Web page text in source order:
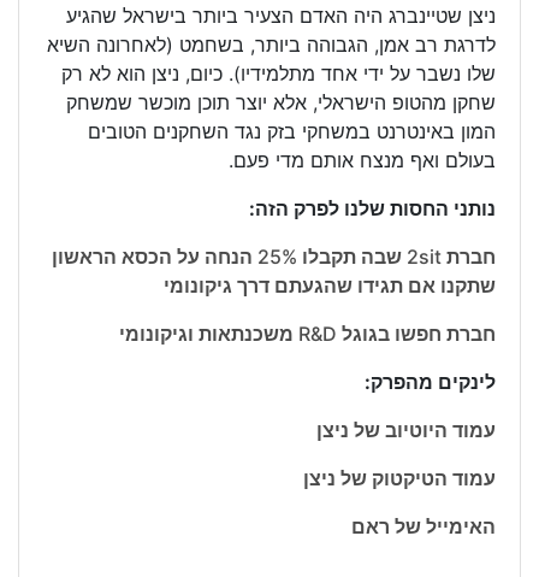
ניצן שטיינברג היה האדם הצעיר ביותר בישראל שהגיע
לדרגת רב אמן, הגבוהה ביותר, בשחמט (לאחרונה השיא
שלו נשבר על ידי אחד מתלמידיו). כיום, ניצן הוא לא רק
שחקן מהטופ הישראלי, אלא יוצר תוכן מוכשר שמשחק
המון באינטרנט במשחקי בזק נגד השחקנים הטובים
בעולם ואף מנצח אותם מדי פעם.
נותני החסות שלנו לפרק הזה:
חברת 2sit שבה תקבלו 25% הנחה על הכסא הראשון
שתקנו אם תגידו שהגעתם דרך גיקונומי
חברת חפשו בגוגל R&D משכנתאות וגיקונומי
לינקים מהפרק:
עמוד היוטיוב של ניצן
עמוד הטיקטוק של ניצן
האימייל של ראם